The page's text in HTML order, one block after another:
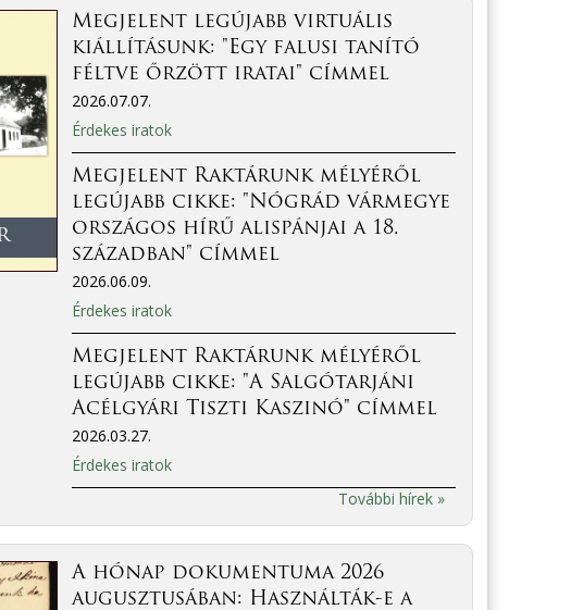
Megjelent legújabb virtuális
kiállításunk: "Egy falusi tanító
féltve őrzött iratai" címmel
2026.07.07.
Érdekes iratok
Megjelent Raktárunk mélyéről
legújabb cikke: "Nógrád vármegye
országos hírű alispánjai a 18.
században" címmel
2026.06.09.
Érdekes iratok
Megjelent Raktárunk mélyéről
legújabb cikke: "A Salgótarjáni
Acélgyári Tiszti Kaszinó" címmel
2026.03.27.
Érdekes iratok
További hírek »
A hónap dokumentuma 2026
augusztusában: Használták-e a